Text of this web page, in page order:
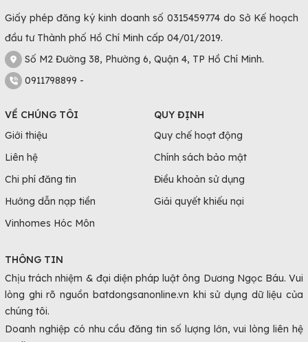
Giấy phép đăng ký kinh doanh số 0315459774 do Sở Kế hoạch
đầu tư Thành phố Hồ Chí Minh cấp 04/01/2019.
Số M2 Đường 38, Phường 6, Quận 4, TP Hồ Chí Minh.
0911798899 -
VỀ CHÚNG TÔI
Giới thiệu
Liên hệ
Chi phí đăng tin
Hướng dẫn nạp tiền
Vinhomes Hóc Môn
QUY ĐỊNH
Quy chế hoạt động
Chính sách bảo mật
Điều khoản sử dụng
Giải quyết khiếu nại
THÔNG TIN
Chịu trách nhiệm & đại diện pháp luật ông Dương Ngọc Báu. Vui
lòng ghi rõ nguồn batdongsanonline.vn khi sử dụng dữ liệu của
chúng tôi.
Doanh nghiệp có nhu cầu đăng tin số lượng lớn, vui lòng liên hệ